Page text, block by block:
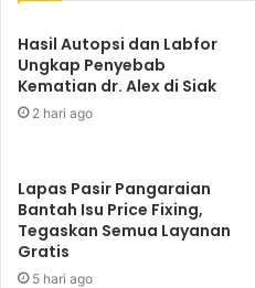
Hasil Autopsi dan Labfor
Ungkap Penyebab
Kematian dr. Alex di Siak
2 hari ago
Lapas Pasir Pangaraian
Bantah Isu Price Fixing,
Tegaskan Semua Layanan
Gratis
5 hari ago